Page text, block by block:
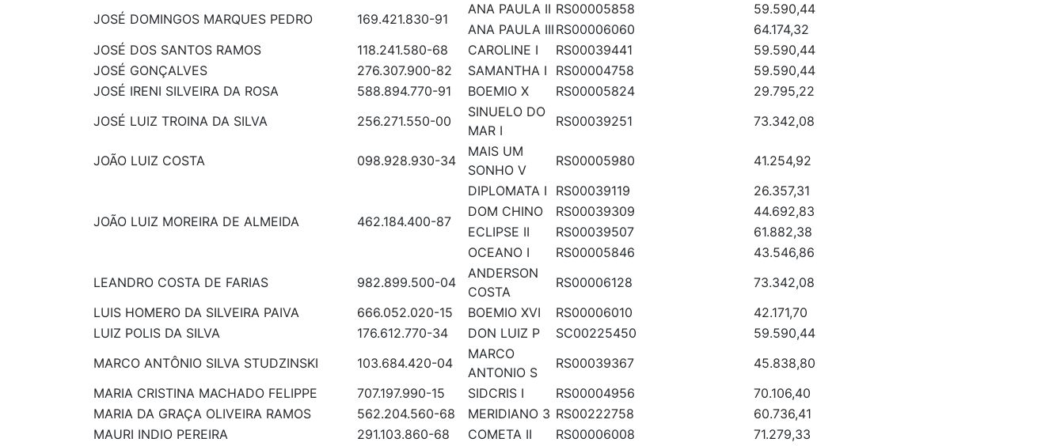
JOSÉ DOMINGOS MARQUES PEDRO 169.421.830-91
ANA PAULA II RS00005858
59.590,44
ANA PAULA III RS00006060
64.174,32
JOSÉ DOS SANTOS RAMOS
118.241.580-68 CAROLINE I RS00039441
59.590,44
JOSÉ GONÇALVES
276.307.900-82 SAMANTHA I RS00004758
59.590,44
JOSÉ IRENI SILVEIRA DA ROSA
588.894.770-91 BOEMIO X RS00005824
29.795,22
JOSÉ LUIZ TROINA DA SILVA
256.271.550-00
SINUELO DO
MAR I
RS00039251 73.342,08
JOÃO LUIZ COSTA 098.928.930-34
MAIS UM
SONHO V
RS00005980 41.254,92
JOÃO LUIZ MOREIRA DE ALMEIDA 462.184.400-87
DIPLOMATA I RS00039119
26.357,31
DOM CHINO
RS00039309
44.692,83
ECLIPSE II
RS00039507
61.882,38
OCEANO I
RS00005846
43.546,86
LEANDRO COSTA DE FARIAS
982.899.500-04
ANDERSON
COSTA
RS00006128
73.342,08
LUIS HOMERO DA SILVEIRA PAIVA
666.052.020-15 BOEMIO XVI RS00006010
42.171,70
LUIZ POLIS DA SILVA
176.612.770-34 DON LUIZ P SC00225450
59.590,44
MARCO ANTÔNIO SILVA STUDZINSKI
103.684.420-04
MARCO
ANTONIO S
RS00039367
45.838,80
MARIA CRISTINA MACHADO FELIPPE
707.197.990-15 SIDCRIS I RS00004956
70.106,40
MARIA DA GRAÇA OLIVEIRA RAMOS
562.204.560-68 MERIDIANO 3 RS00222758
60.736,41
MAURI INDIO PEREIRA
291.103.860-68 COMETA II RS00006008
71.279,33